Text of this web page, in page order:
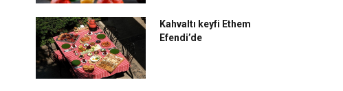
Kahvaltı keyfi Ethem
Efendi’de